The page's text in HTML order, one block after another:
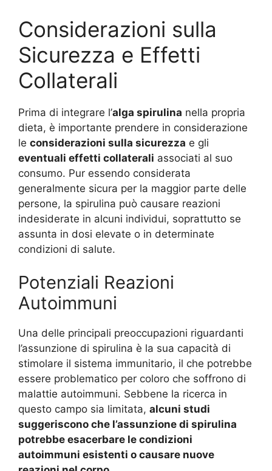
Considerazioni sulla
Sicurezza e Effetti
Collaterali
Prima di integrare l’alga spirulina nella propria
dieta, è importante prendere in considerazione
le considerazioni sulla sicurezza e gli
eventuali effetti collaterali associati al suo
consumo. Pur essendo considerata
generalmente sicura per la maggior parte delle
persone, la spirulina può causare reazioni
indesiderate in alcuni individui, soprattutto se
assunta in dosi elevate o in determinate
condizioni di salute.
Potenziali Reazioni
Autoimmuni
Una delle principali preoccupazioni riguardanti
l’assunzione di spirulina è la sua capacità di
stimolare il sistema immunitario, il che potrebbe
essere problematico per coloro che soffrono di
malattie autoimmuni. Sebbene la ricerca in
questo campo sia limitata, alcuni studi
suggeriscono che l’assunzione di spirulina
potrebbe esacerbare le condizioni
autoimmuni esistenti o causare nuove